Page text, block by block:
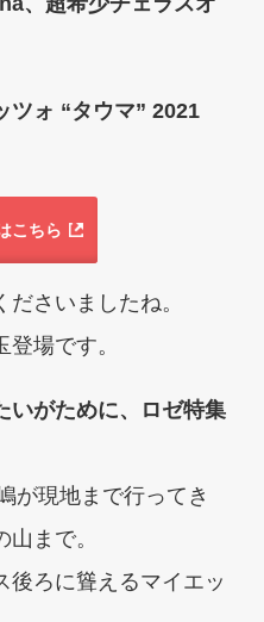
ツォ “タウマ” 2021
こちら
さいましたね。
場です。
いがために、ロゼ特集
が現地まで行ってき
まで。
後ろに聳えるマイエッ